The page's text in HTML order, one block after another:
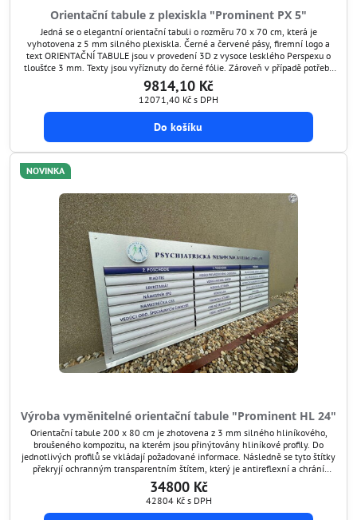
Orientační tabule z plexiskla "Prominent PX 5"
Jedná se o elegantní orientační tabuli o rozměru 70 x 70 cm, která je
vyhotovena z 5 mm silného plexiskla. Černé a červené pásy, firemní logo a
text ORIENTAČNÍ TABULE jsou v provedení 3D z vysoce lesklého Perspexu o
tloušťce 3 mm. Texty jsou vyříznuty do černé fólie. Zároveň v případě potřeby
lze tyto texty snadno aktualizovat jejich odlepením a nalepením nového
textu.
9814,10 Kč
12071,40 Kč s DPH
Do košíku
NOVINKA
Výroba vyměnitelné orientační tabule "Prominent HL 24"
Orientační tabule 200 x 80 cm je zhotovena z 3 mm silného hliníkového,
broušeného kompozitu, na kterém jsou přinýtovány hliníkové profily. Do
jednotlivých profilů se vkládají požadované informace. Následně se tyto štítky
překryjí ochranným transparentním štítem, který je antireflexní a chrání
grafiku před poškozením. Tímto způsobem si umíte orientační tabuli kdykoli
aktualizovat.
34800 Kč
42804 Kč s DPH